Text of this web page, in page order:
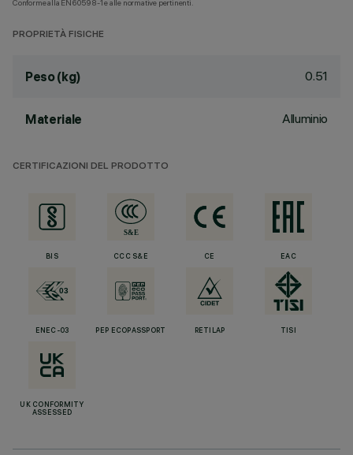
Conforme alla EN60598-1 e alle normative pertinenti.
PROPRIETÀ FISICHE
Peso (kg) 0.51
Materiale Alluminio
CERTIFICAZIONI DEL PRODOTTO
BIS CCC S&E CE EAC
ENEC-03 PEP ECOPASSPORT RETILAP TISI
UK CONFORMITY
ASSESSED